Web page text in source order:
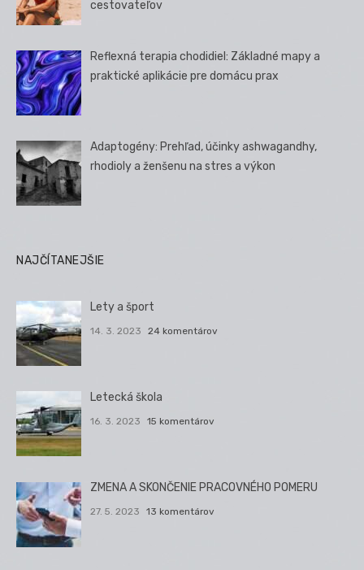
cestovateľov
Reflexná terapia chodidiel: Základné mapy a
praktické aplikácie pre domácu prax
Adaptogény: Prehľad, účinky ashwagandhy,
rhodioly a ženšenu na stres a výkon
NAJČÍTANEJŠIE
Lety a šport
14. 3. 2023 24 komentárov
Letecká škola
16. 3. 2023 15 komentárov
ZMENA A SKONČENIE PRACOVNÉHO POMERU
27. 5. 2023 13 komentárov